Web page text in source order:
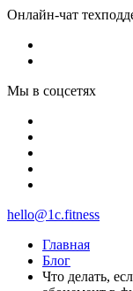
Онлайн-чат
Мы в соцсетях
hello@1c.fitness
Главная
Блог
Что делать,